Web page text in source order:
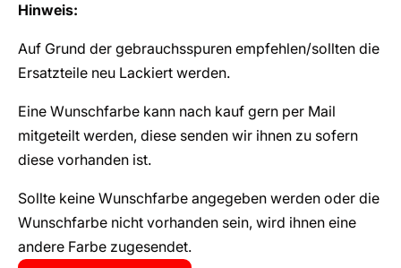
Hinweis:
Auf Grund der gebrauchsspuren empfehlen/sollten die
Ersatzteile neu Lackiert werden.
Eine Wunschfarbe kann nach kauf gern per Mail
mitgeteilt werden, diese senden wir ihnen zu sofern
diese vorhanden ist.
Sollte keine Wunschfarbe angegeben werden oder die
Wunschfarbe nicht vorhanden sein, wird ihnen eine
andere Farbe zugesendet.